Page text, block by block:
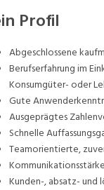
Profil
Abgeschlossene
Berufserfahrung im
Konsumgüter- oder
Gute
Ausgeprägtes
Schnelle
Teamorientierte,
Kunden-, absatz- und